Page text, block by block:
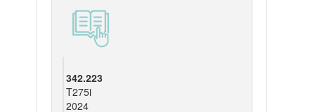
342.223
T275i
2024